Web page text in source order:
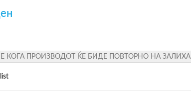
КОГА ПРОИЗВОДОТ ЌЕ БИДЕ ПОВТОРНО НА ЗАЛИХА